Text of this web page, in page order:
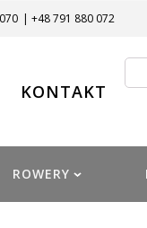
| +48 791 880 072
KONTAKT
ROWERY